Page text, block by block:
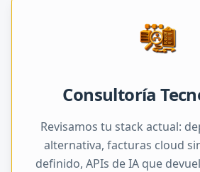
Consultoría
Revisamos tu stack actual:
alternativa, facturas cloud
definido, APIs de IA que